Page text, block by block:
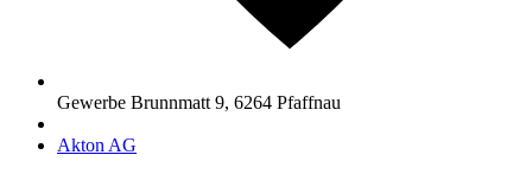
Gewerbe Brunnmatt 9, 6264 Pfaffnau
Akton AG